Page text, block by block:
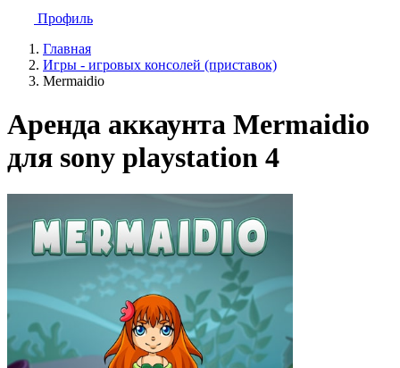
Профиль
Главная
Игры - игровых консолей (приставок)
Mermaidio
Аренда аккаунта Mermaidio
для sony playstation 4